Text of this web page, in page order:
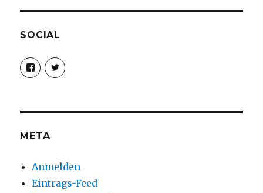
SOCIAL
Profil
von
christoph.fleischer1
anzeigen
Profil
von
anzeigen
META
Anmelden
Eintrags-Feed